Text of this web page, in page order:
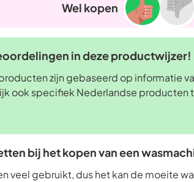
Wel kopen
in deze productwijzer!
zijn gebaseerd op informatie
ook specifiek Nederlandse producten
bij het kopen van een
veel gebruikt, dus het kan de moeite